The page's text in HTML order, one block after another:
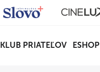
KLUB PRIATEĽOV ESHOP